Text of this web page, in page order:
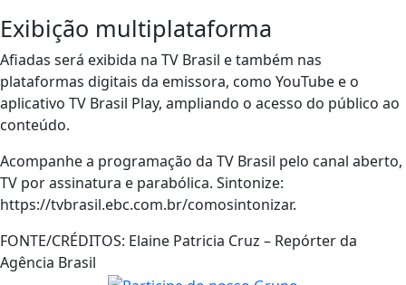
Exibição multiplataforma
Afiadas será exibida na TV Brasil e também nas
plataformas digitais da emissora, como YouTube e o
aplicativo TV Brasil Play, ampliando o acesso do público ao
conteúdo.
Acompanhe a programação da TV Brasil pelo canal aberto,
TV por assinatura e parabólica. Sintonize:
https://tvbrasil.ebc.com.br/comosintonizar.
FONTE/CRÉDITOS: Elaine Patricia Cruz – Repórter da
Agência Brasil